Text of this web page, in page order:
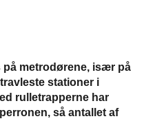
på metrodørene, især på
stationer i
rulletrapperne har
så antallet af